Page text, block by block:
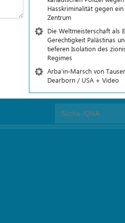
Hasskriminalität gegen ein
Zentrum
Die Weltmeisterschaft als
Gerechtigkeit Palästinas
tieferen Isolation des
Regimes
Arba'in-Marsch von
Dearborn / USA + Video